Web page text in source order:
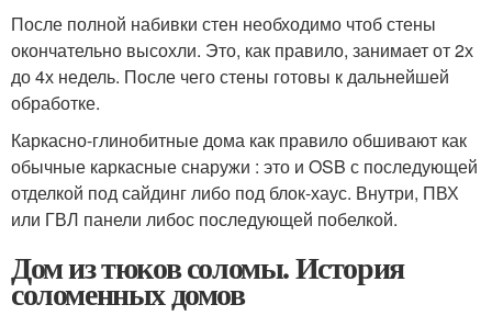
После полной набивки стен необходимо чтоб стены
окончательно высохли. Это, как правило, занимает от 2х
до 4х недель. После чего стены готовы к дальнейшей
обработке.
Каркасно-глинобитные дома как правило обшивают как
обычные каркасные снаружи : это и OSB с последующей
отделкой под сайдинг либо под блок-хаус. Внутри, ПВХ
или ГВЛ панели либос последующей побелкой.
Дом из тюков соломы. История
соломенных домов